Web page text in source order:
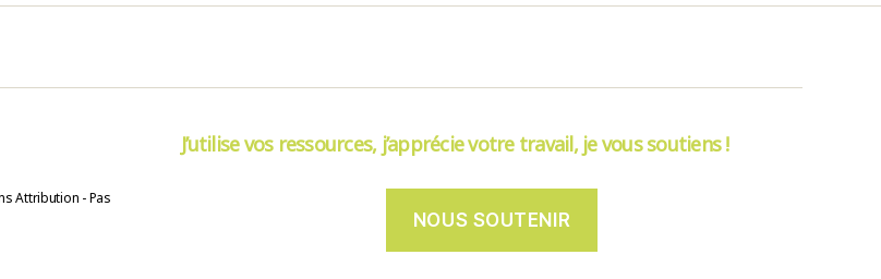
Attribution - Pas
J’utilise vos ressources, j’apprécie votre travail, je vous soutiens !
NOUS SOUTENIR